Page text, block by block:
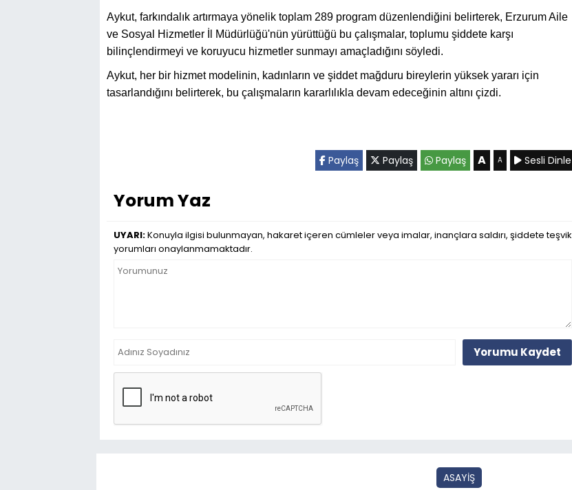
Aykut, farkındalık artırmaya yönelik toplam 289 program düzenlendiğini belirterek, Erzurum Aile
ve Sosyal Hizmetler İl Müdürlüğü'nün yürüttüğü bu çalışmalar, toplumu şiddete karşı
bilinçlendirmeyi ve koruyucu hizmetler sunmayı amaçladığını söyledi.
Aykut, her bir hizmet modelinin, kadınların ve şiddet mağduru bireylerin yüksek yararı için
tasarlandığını belirterek, bu çalışmaların kararlılıkla devam edeceğinin altını çizdi.
Paylaş Paylaş Paylaş A A Sesli Dinle
Yorum Yaz
UYARI:Konuyla ilgisi bulunmayan, hakaret içeren cümleler veya imalar, inançlara saldırı, şiddete teşvik
yorumları onaylanmamaktadır.
Yorumu Kaydet
ASAYİŞ